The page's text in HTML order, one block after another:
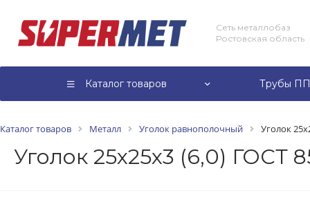
Сеть металлобаз
Ростовская область
Каталог товаров Трубы
Каталог товаров Металл Уголок равнополочный Уголок
Уголок 25х25х3 (6,0) ГОСТ